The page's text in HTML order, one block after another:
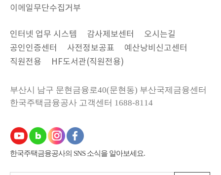
이메일무단수집거부
인터넷 업무 시스템 감사제보센터
오시는길
공인인증센터
사전정보공표
예산낭비신고센터
직원전용
HF도서관(직원전용)
부산시 남구 문현금융로40(문현동) 부산국제금융센터
한국주택금융공사 고객센터 1688-8114
한국주택금융공사의 SNS 소식을 알아보세요.